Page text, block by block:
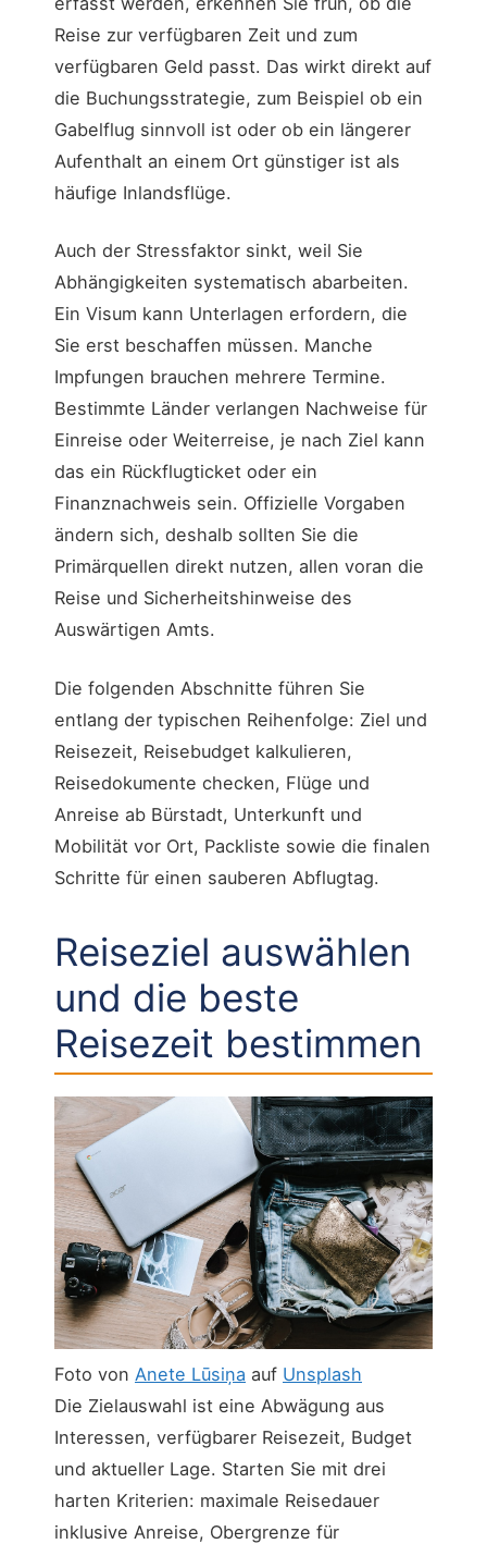
Reise zur verfügbaren Zeit und zum
verfügbaren Geld passt. Das wirkt direkt auf
die Buchungsstrategie, zum Beispiel ob ein
Gabelflug sinnvoll ist oder ob ein längerer
Aufenthalt an einem Ort günstiger ist als
häufige Inlandsflüge.
Auch der Stressfaktor sinkt, weil Sie
Abhängigkeiten systematisch abarbeiten.
Ein Visum kann Unterlagen erfordern, die
Sie erst beschaffen müssen. Manche
Impfungen brauchen mehrere Termine.
Bestimmte Länder verlangen Nachweise für
Einreise oder Weiterreise, je nach Ziel kann
das ein Rückflugticket oder ein
Finanznachweis sein. Offizielle Vorgaben
ändern sich, deshalb sollten Sie die
Primärquellen direkt nutzen, allen voran die
Reise und Sicherheitshinweise des
Auswärtigen Amts.
Die folgenden Abschnitte führen Sie
entlang der typischen Reihenfolge: Ziel und
Reisezeit, Reisebudget kalkulieren,
Reisedokumente checken, Flüge und
Anreise ab Bürstadt, Unterkunft und
Mobilität vor Ort, Packliste sowie die finalen
Schritte für einen sauberen Abflugtag.
Reiseziel auswählen
und die beste
Reisezeit bestimmen
Foto von Anete Lūsiņa auf Unsplash
Die Zielauswahl ist eine Abwägung aus
Interessen, verfügbarer Reisezeit, Budget
und aktueller Lage. Starten Sie mit drei
harten Kriterien: maximale Reisedauer
inklusive Anreise, Obergrenze für